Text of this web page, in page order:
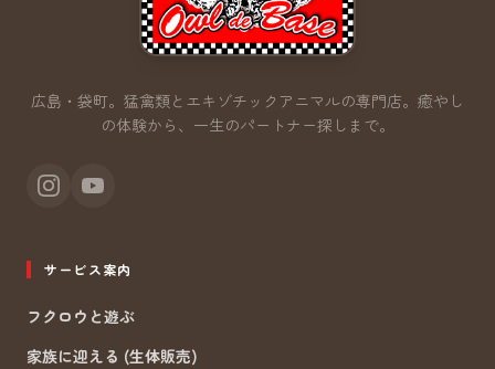
広島・袋町。猛禽類とエキゾチックアニマルの専門店。 癒やし
の体験から、一生のパートナー探しまで。
サービス案内
フクロウと遊ぶ
家族に迎える (生体販売)